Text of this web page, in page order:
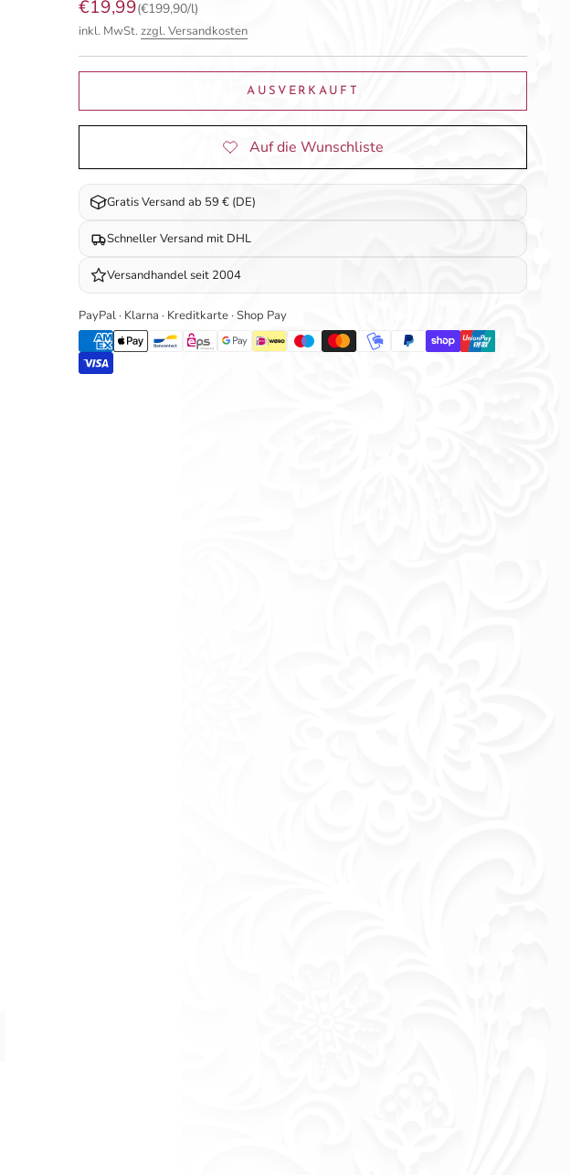
Angebot
€19,99(€199,90/l)
inkl. MwSt.zzgl. Versandkosten
AUSVERKAUFT
Gratis Versand ab 59 € (DE)
Schneller Versand mit DHL
Versandhandel seit 2004
PayPal · Klarna · Kreditkarte · Shop Pay